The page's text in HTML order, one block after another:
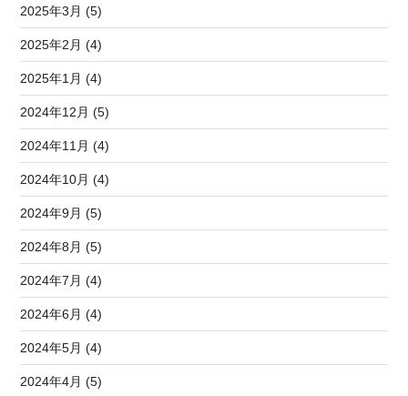
2025年3月 (5)
2025年2月 (4)
2025年1月 (4)
2024年12月 (5)
2024年11月 (4)
2024年10月 (4)
2024年9月 (5)
2024年8月 (5)
2024年7月 (4)
2024年6月 (4)
2024年5月 (4)
2024年4月 (5)